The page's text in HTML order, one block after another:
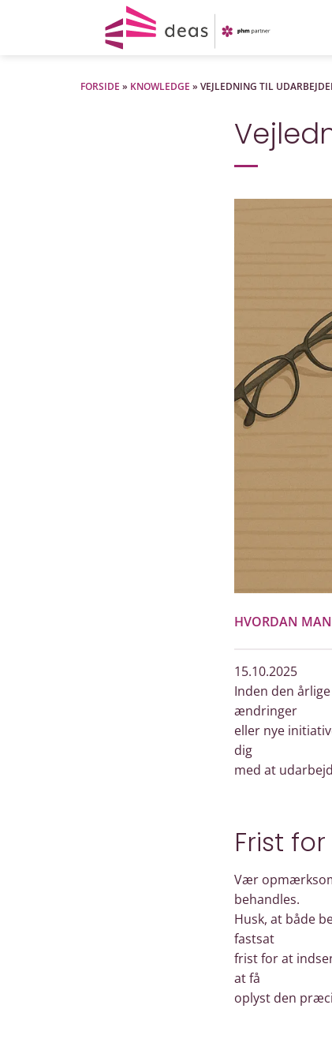
FORSIDE » KNOWLEDGE » VEJLEDNING TIL
HVORDAN
15.10.2025
Inden den
ændringer
eller nye
dig
med at
Frist
Vær
behandles.
Husk, at både
fastsat
frist for at
at få
oplyst den